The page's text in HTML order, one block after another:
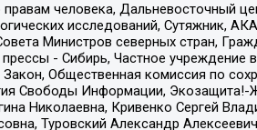
человека, Дальневосточный
исследований,
Министров северных стран,
- Сибирь, Частное
Общественная комиссия по
Свободы Информации,
Николаевна, Кривенко Сергей
Туровский Александр